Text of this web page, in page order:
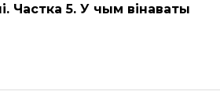
Частка 5. У чым вінаваты